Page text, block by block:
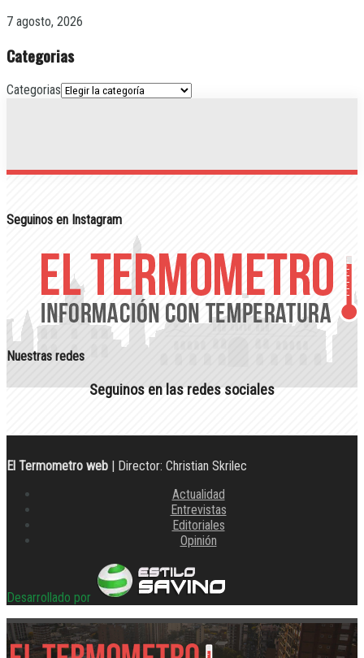
7 agosto, 2026
Categorias
Categorias
Seguinos en Instagram
Nuestras redes
Seguinos en las redes sociales
El Termometro web | Director: Christian Skrilec
Actualidad
Entrevistas
Editoriales
Opinión
Desarrollado por